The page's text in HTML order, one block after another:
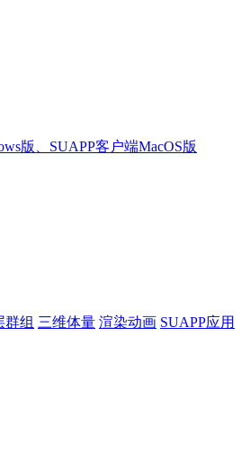
版、SUAPP客户端MacOS版
群组 三维体量 渲染动画 SUAPP应用